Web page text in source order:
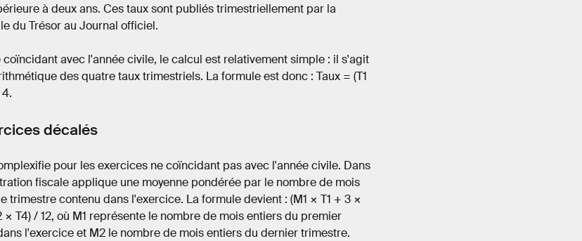
à deux ans. Ces taux sont publiés trimestriellement par la
du Trésor au Journal officiel.
coïncidant avec l'année civile, le calcul est relativement simple : il s'agit
des quatre taux trimestriels. La formule est donc : Taux = (T1
décalés
pour les exercices ne coïncidant pas avec l'année civile. Dans
fiscale applique une moyenne pondérée par le nombre de mois
trimestre contenu dans l'exercice. La formule devient : (M1 × T1 + 3 ×
× T4) / 12, où M1 représente le nombre de mois entiers du premier
l'exercice et M2 le nombre de mois entiers du dernier trimestre.